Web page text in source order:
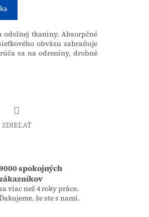
odolnej tkaniny. Absorpčné
obväzu zabraňuje
sa na odreniny, drobné
ZDIEĽAŤ
spokojných
viac než 4 roky práce.
že ste s nami.